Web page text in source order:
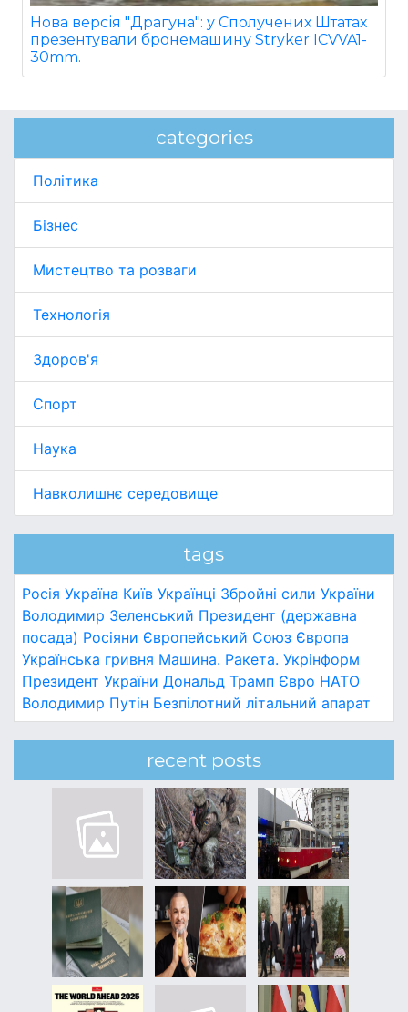
Нова версія "Драгуна": у Сполучених Штатах
презентували бронемашину Stryker ICVVA1-
30mm.
categories
Політика
Бізнес
Мистецтво та розваги
Технологія
Здоров'я
Спорт
Наука
Навколишнє середовище
tags
Росія Україна Київ Українці Збройні сили України
Володимир Зеленський Президент (державна
посада) Росіяни Європейський Союз Європа
Українська гривня Машина. Ракета. Укрінформ
Президент України Дональд Трамп Євро НАТО
Володимир Путін Безпілотний літальний апарат
recent posts